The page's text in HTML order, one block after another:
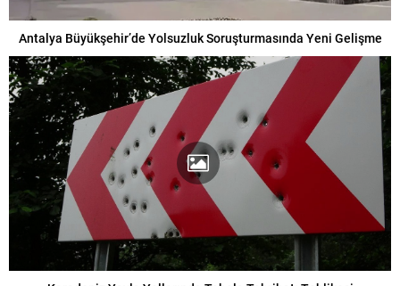
Antalya Büyükşehir’de Yolsuzluk Soruşturmasında Yeni Gelişme